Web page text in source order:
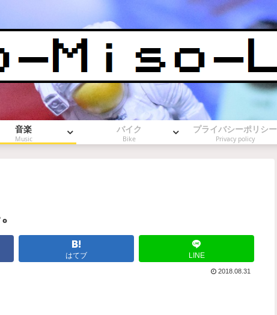
音楽
Music
バイク
Bike
プライバシーポリシー
Privacy policy
はてブ LINE
2018.08.31